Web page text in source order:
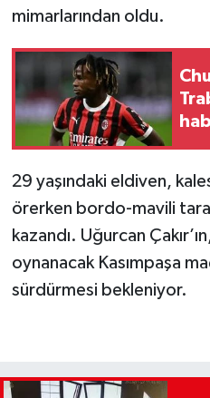
mimarlarından oldu.
29 yaşındaki eldiven,
örerken bordo-mavili
kazandı. Uğurcan
oynanacak Kasımpaşa
sürdürmesi bekleniyor.